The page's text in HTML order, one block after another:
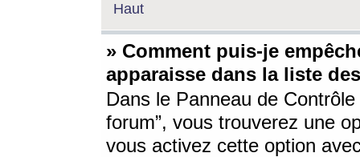
Haut
» Comment puis-je
apparaisse dans la liste
Dans le Panneau de
forum”, vous trouverez une
vous activez cette option